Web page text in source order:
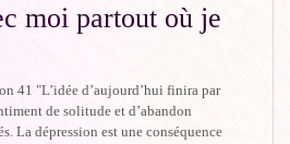
moi partout où je
41 "L’idée d’aujourd’hui finira par
de solitude et d’abandon
La dépression est une conséquence